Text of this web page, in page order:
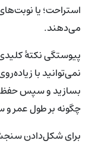
می‌دهند.
پیوستگی نکتهٔ
نمی‌توانید با
بسازید و سپس
چگونه بر طول عمر و
برای شکل‌دادن